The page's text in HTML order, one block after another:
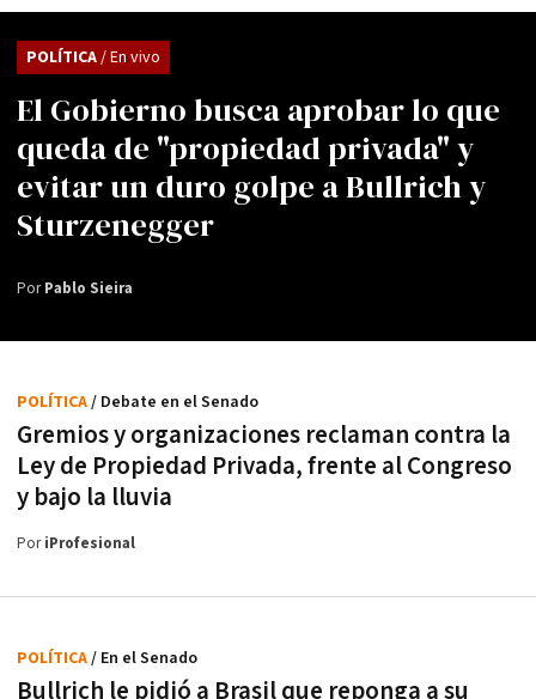
El Gobierno busca aprobar lo que
queda de "propiedad privada" y
evitar un duro golpe a Bullrich y
Sturzenegger
POLÍTICA/ En vivo
PorPablo Sieira
Gremios y organizaciones reclaman contra la
Ley de Propiedad Privada, frente al Congreso
y bajo la lluvia
POLÍTICA/ Debate en el Senado
PoriProfesional
Bullrich le pidió a Brasil que reponga a su
POLÍTICA/ En el Senado